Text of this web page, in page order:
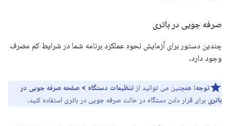
صرفه جویی در باتری
چندین دستور برای آزمایش نحوه عملکرد برنامه شما در شرایط کم مصرف
وجود دارد.
توجه: همچنین می توانید از تنظیمات دستگاه > صفحه صرفه جویی در
باتری برای قرار دادن دستگاه در حالت صرفه جویی در باتری استفاده کنید.